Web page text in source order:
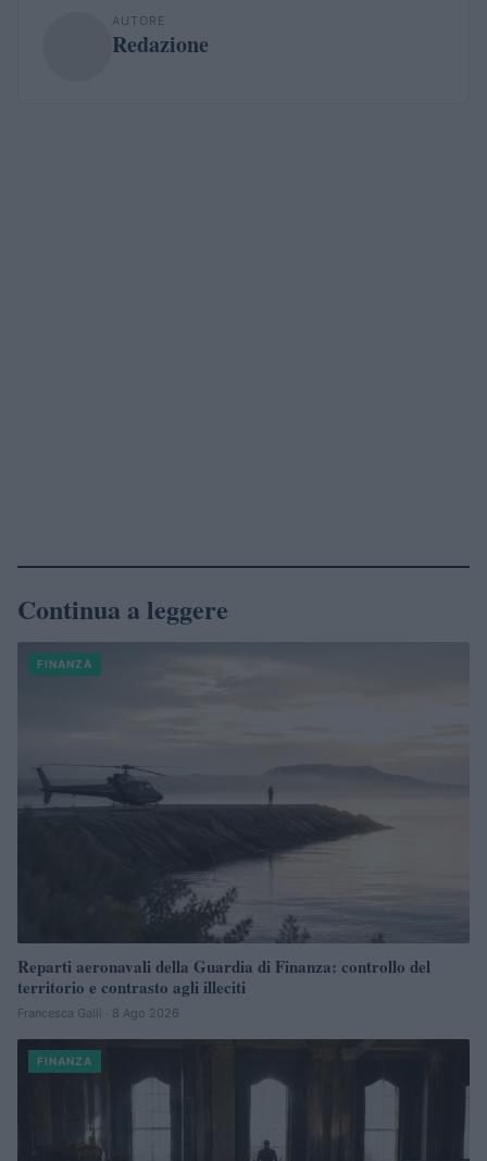
AUTORE
Redazione
Continua a leggere
FINANZA
Reparti aeronavali della Guardia di Finanza: controllo del
territorio e contrasto agli illeciti
Francesca Galli · 8 Ago 2026
FINANZA